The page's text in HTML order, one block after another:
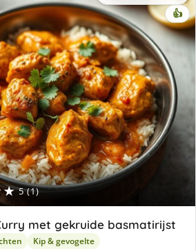
5 (1)
👍
met gekruide basmatirijst
Kip & gevogelte